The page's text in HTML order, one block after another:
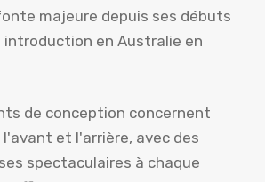
majeure depuis ses débuts
introduction en Australie en
de conception concernent
et l'arrière, avec des
spectaculaires à chaque